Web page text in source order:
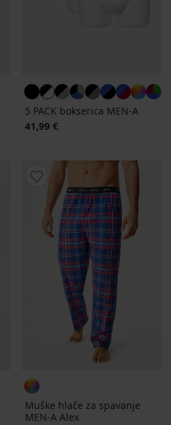
5 PACK bokserica MEN-A
41,99 €
Muške hlače za spavanje
MEN-A Alex